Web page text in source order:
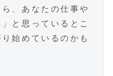
、あなたの仕事や
と思っているとこ
始めているのかも